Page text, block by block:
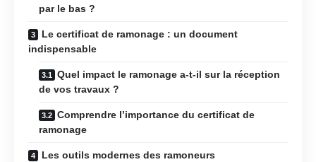
par le bas ?
Le certificat de ramonage : un document
indispensable
Quel impact le ramonage a-t-il sur la réception
de vos travaux ?
Comprendre l’importance du certificat de
ramonage
Les outils modernes des ramoneurs